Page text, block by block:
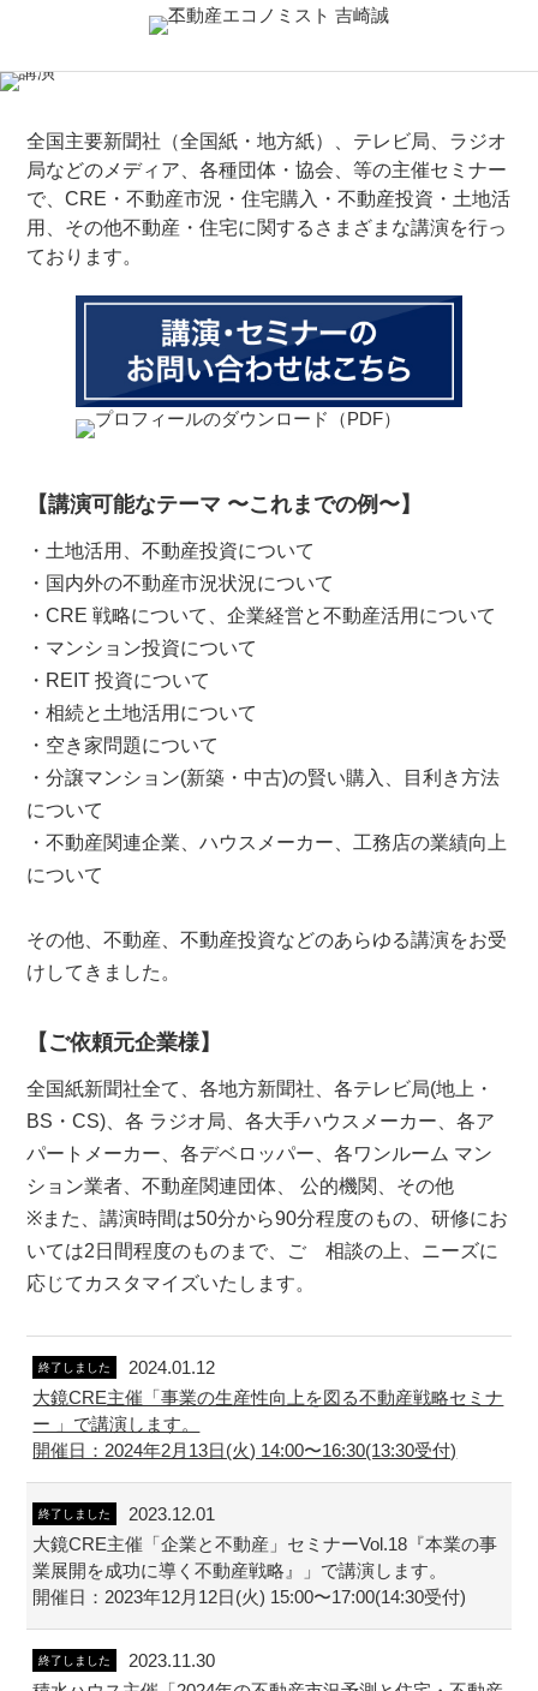
全国主要新聞社（全国紙・地方紙）、テレビ局、ラジオ
局などのメディア、各種団体・協会、等の主催セミナー
で、CRE・不動産市況・住宅購入・不動産投資・土地活
用、その他不動産・住宅に関するさまざまな講演を行っ
ております。
【講演可能なテーマ 〜これまでの例〜】
・土地活用、不動産投資について
・国内外の不動産市況状況について
・CRE 戦略について、企業経営と不動産活用について
・マンション投資について
・REIT 投資について
・相続と土地活用について
・空き家問題について
・分譲マンション(新築・中古)の賢い購入、目利き方法
について
・不動産関連企業、ハウスメーカー、工務店の業績向上
について
その他、不動産、不動産投資などのあらゆる講演をお受
けしてきました。
【ご依頼元企業様】
全国紙新聞社全て、各地方新聞社、各テレビ局(地上・
BS・CS)、各 ラジオ局、各大手ハウスメーカー、各ア
パートメーカー、各デベロッパー、各ワンルーム マン
ション業者、不動産関連団体、 公的機関、その他
※また、講演時間は50分から90分程度のもの、研修にお
いては2日間程度のものまで、ご゙相談の上、ニーズに
応じてカスタマイズいたします。
終了しました
2024.01.12
大鏡CRE主催「事業の生産性向上を図る不動産戦略セミナ
ー 」で講演します。
開催日：2024年2月13日(火) 14:00〜16:30(13:30受付)
終了しました
2023.12.01
大鏡CRE主催「企業と不動産」セミナーVol.18『本業の事
業展開を成功に導く不動産戦略』」で講演します。
開催日：2023年12月12日(火) 15:00〜17:00(14:30受付)
終了しました
2023.11.30